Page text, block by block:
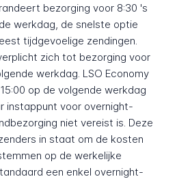
bezorging voor 8:30 's
werkdag, de snelste optie
tijdgevoelige zendingen.
zich tot bezorging voor
werkdag. LSO Economy
op de volgende werkdag
instappunt voor overnight-
niet vereist is. Deze
in staat om de kosten
op de werkelijke
een enkel overnight-